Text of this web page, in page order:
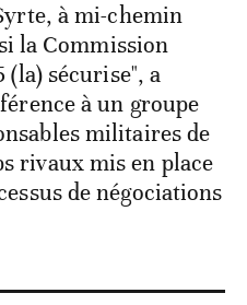
à mi-chemin
la Commission
sécurise", a
à un groupe
militaires de
rivaux mis en place
de négociations